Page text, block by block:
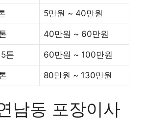
5만원 ~ 40만원
40만원 ~ 60만원
톤 60만원 ~ 100만원
80만원 ~ 130만원
남동 포장이사